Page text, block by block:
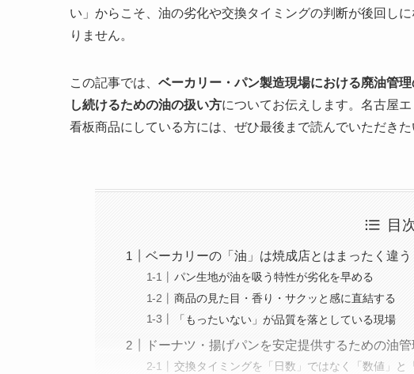
い」からこそ、油の劣化や交換タイミングの判断が後回し
りません。
この記事では、 ベーカリー・パン製造現場における廃油管
し続けるための油の扱い方についてお伝えします。名古屋
看板商品にしている方には、ぜひ最後まで読んでいただきた
目
ベーカリーの「油」は焼成店とはまったく違う
パン生地が油を吸う特性が劣化を早める
商品の見た目・香り・サクッと感に直結する
「もったいない」が品質を落としている現場
ドーナツ・揚げパンを安定提供するための油
交換タイミングを「日数」ではなく「数値」と